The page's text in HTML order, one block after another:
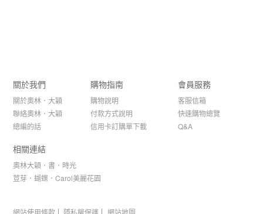
關於我們
關於奧林．大穎
聯絡奧林．大穎
總編的話
購物指南
購物說明
付款方式說明
信用卡訂購單下載
會員服務
客服信箱
快速購物總覽
Q&A
相關連結
奧林大穎．書．時光
荳芽．蝴蝶．Carol美麗花園
網站使用條款 隱私權保護 網站地圖